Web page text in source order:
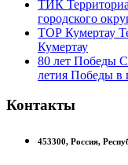
ТИК
городского
ТОР Кумертау
Кумертау
80 лет Победы
летия Победы в
Контакты
453300, Россия,